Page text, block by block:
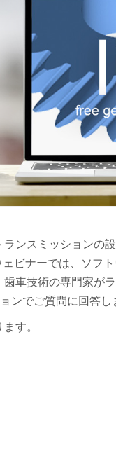
ンスミッションの
ビナーでは、ソフ
車技術の専門家が
ンでご質問に回答し
す。